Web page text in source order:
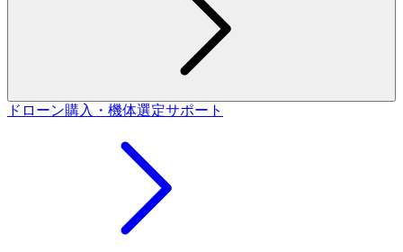
ドローン購入・機体選定サポート